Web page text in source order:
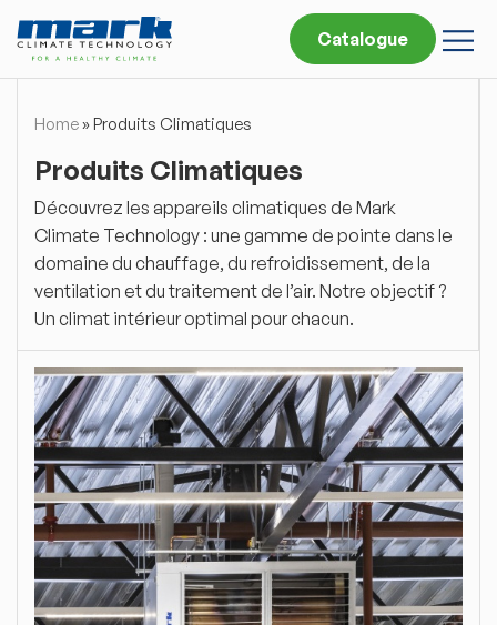
Catalogue
Home»Produits Climatiques
Produits Climatiques
Découvrez les appareils climatiques de Mark
Climate Technology : une gamme de pointe dans le
domaine du chauffage, du refroidissement, de la
ventilation et du traitement de l’air. Notre objectif ?
Un climat intérieur optimal pour chacun.